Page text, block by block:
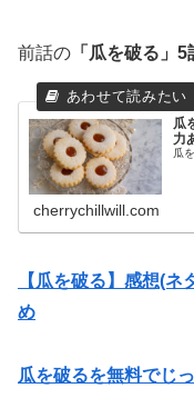
前話の 「瓜を破る」5
瓜
力
瓜
cherrychillwill.com
【瓜を破る】感想(
め
瓜を破るを無料でじ